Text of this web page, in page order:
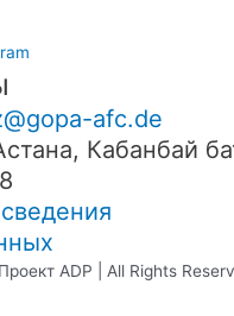
afc.de
Кабанбай
ADP | All Rights